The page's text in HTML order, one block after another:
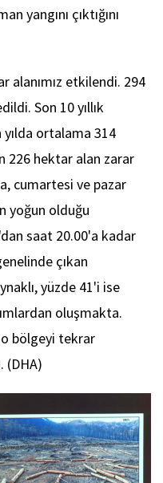
yangını çıktığını
alanımız etkilendi. 294
Son 10 yıllık
yılda ortalama 314
226 hektar alan zarar
cumartesi ve pazar
yoğun olduğu
saat 20.00'a kadar
çıkan
yüzde 41'i ise
oluşmakta.
bölgeyi tekrar
(DHA)